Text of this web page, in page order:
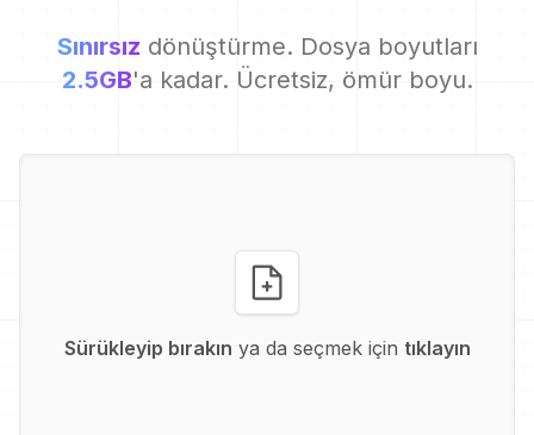
Sınırsız dönüştürme. Dosya boyutları
2.5GB'a kadar. Ücretsiz, ömür boyu.
Sürükleyip bırakın ya da seçmek için tıklayın